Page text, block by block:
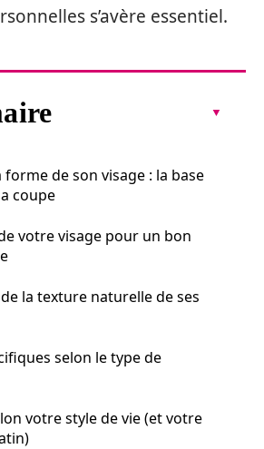
s’avère essentiel.
de son visage : la base
coupe
votre visage pour un bon
la texture naturelle de ses
selon le type de
votre style de vie (et votre